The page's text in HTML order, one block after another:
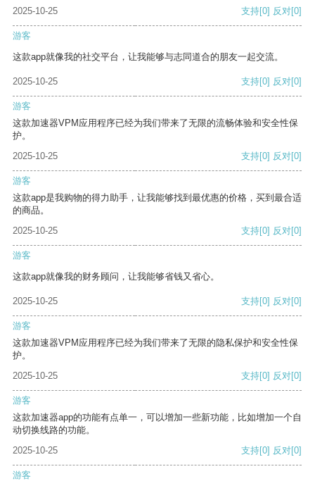
2025-10-25 支持[0] 反对[0]
游客
这款app就像我的社交平台，让我能够与志同道合的朋友一起交流。
2025-10-25 支持[0] 反对[0]
游客
这款加速器VPM应用程序已经为我们带来了无限的流畅体验和安全性保
护。
2025-10-25
支持[0] 反对[0]
游客
这款app是我购物的得力助手，让我能够找到最优惠的价格，买到最合适
的商品。
2025-10-25
支持[0] 反对[0]
游客
这款app就像我的财务顾问，让我能够省钱又省心。
2025-10-25 支持[0] 反对[0]
游客
这款加速器VPM应用程序已经为我们带来了无限的隐私保护和安全性保
护。
2025-10-25
支持[0] 反对[0]
游客
这款加速器app的功能有点单一，可以增加一些新功能，比如增加一个自
动切换线路的功能。
2025-10-25
支持[0] 反对[0]
游客